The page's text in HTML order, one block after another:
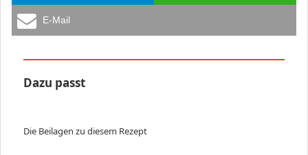
E-Mail
Dazu passt
Die Beilagen zu diesem Rezept